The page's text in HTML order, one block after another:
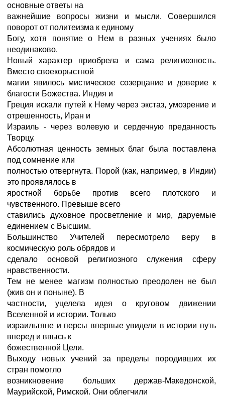
основные ответы на
важнейшие вопросы жизни и мысли. Совершился
поворот от политеизма к единому
Богу, хотя понятие о Нем в разных учениях было
неодинаково.
Новый характер приобрела и сама религиозность.
Вместо своекорыстной
магии явилось мистическое созерцание и доверие к
благости Божества. Индия и
Греция искали путей к Нему через экстаз, умозрение и
отрешенность, Иран и
Израиль - через волевую и сердечную преданность
Творцу.
Абсолютная ценность земных благ была поставлена
под сомнение или
полностью отвергнута. Порой (как, например, в Индии)
это проявлялось в
яростной борьбе против всего плотского и
чувственного. Превыше всего
ставились духовное просветление и мир, даруемые
единением с Высшим.
Большинство Учителей пересмотрело веру в
космическую роль обрядов и
сделало основой религиозного служения сферу
нравственности.
Тем не менее магизм полностью преодолен не был
(жив он и поныне). В
частности, уцелела идея о круговом движении
Вселенной и истории. Только
израильтяне и персы впервые увидели в истории путь
вперед и ввысь к
божественной Цели.
Выходу новых учений за пределы породивших их
стран помогло
возникновение больших держав-Македонской,
Маурийской, Римской. Они облегчили